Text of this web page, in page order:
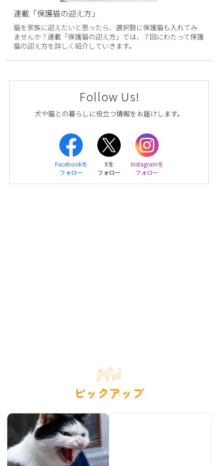
連載「保護猫の迎え方」
猫を家族に迎えたいと思ったら、選択肢に保護猫も入れてみ
ませんか？連載「保護猫の迎え方」では、７回にわたって保護
猫の迎え方を詳しく紹介していきます。
Follow Us!
犬や猫との暮らしに役立つ情報をお届けします。
Facebookを
フォロー
Xを
フォロー
Instagramを
フォロー
ピックアップ